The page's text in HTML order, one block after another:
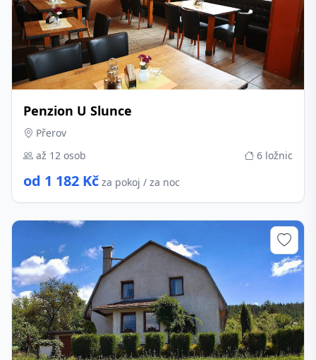
Penzion U Slunce
Přerov
až 12 osob
6 ložnic
od 1 182 Kč za pokoj / za noc